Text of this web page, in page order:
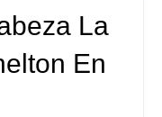
La
En